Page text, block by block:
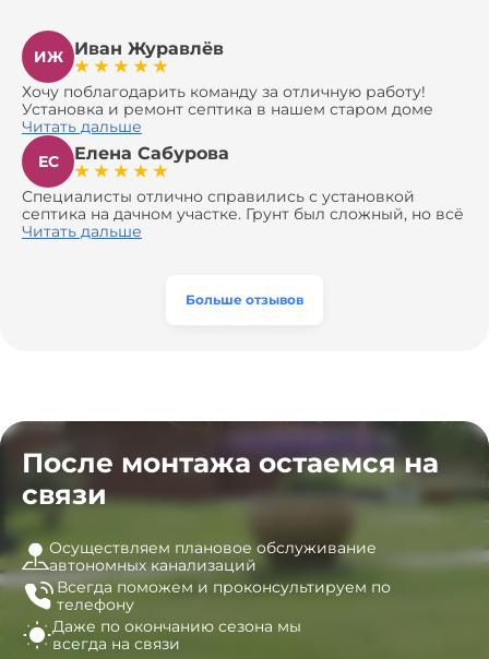
ИЖ Иван Журавлёв
Хочу поблагодарить команду за отличную работу!
Установка и ремонт септика в нашем старом доме
оказались сложной задачей, но ребята справились на
все 100%. Всё сделали аккуратно и профессионально.
Давали полезные рекомендации, не пытались
навязать ничего лишнего, помогли с выбором и
доставкой материалов, что позволило нам
сэкономить. Выполнили монтаж и демонтаж
оборудования, заменили трубы, обновили
эту компанию всем, кто ищет надёжных
Читать дальше
ЕС
Елена Сабурова
Специалисты отлично справились с установкой
септика на дачном участке. Грунт был сложный, но всё
сделали быстро и аккуратно. Помогли выбрать
Читать дальше
Больше отзывов
После монтажа остаемся на
связи
Осуществляем плановое обслуживание
автономных канализаций
Всегда поможем и проконсультируем по
телефону
Даже по окончанию сезона мы
всегда на связи